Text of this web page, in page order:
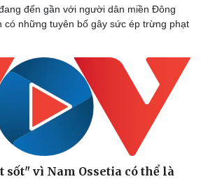
đến gần với người dân miền Đông
có những tuyên bố gây sức ép trừng phạt
sốt" vì Nam Ossetia có thể là